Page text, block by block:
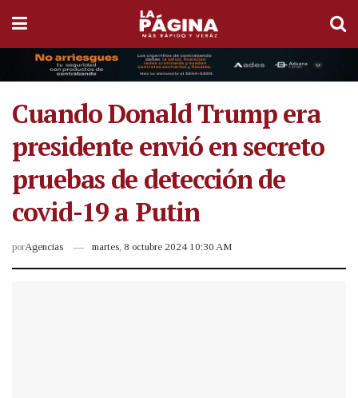
Cuando Donald Trump era
presidente envió en secreto
pruebas de detección de
covid-19 a Putin
porAgencias martes, 8 octubre 2024 10:30 AM